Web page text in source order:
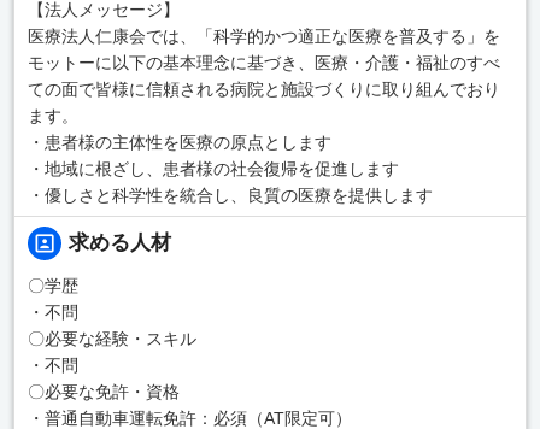
【法人メッセージ】
医療法人仁康会では、「科学的かつ適正な医療を普及する」を
モットーに以下の基本理念に基づき、医療・介護・福祉のすべ
ての面で皆様に信頼される病院と施設づくりに取り組んでおり
ます。
・患者様の主体性を医療の原点とします
・地域に根ざし、患者様の社会復帰を促進します
・優しさと科学性を統合し、良質の医療を提供します
求める人材
〇学歴
・不問
〇必要な経験・スキル
・不問
〇必要な免許・資格
・普通自動車運転免許：必須（AT限定可）